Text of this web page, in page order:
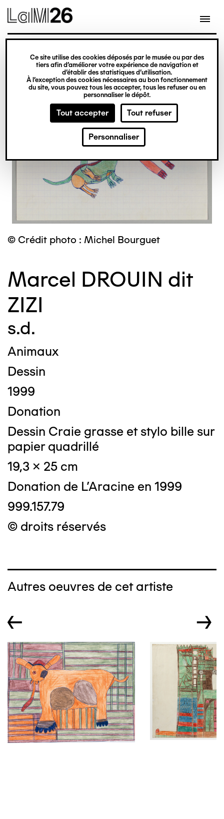
Gestion des cookies
Ce site utilise des cookies déposés par le musée ou par des
tiers afin d’améliorer votre expérience de navigation et
d’établir des statistiques d’utilisation.
À l’exception des cookies nécessaires au bon fonctionnement
du site, vous pouvez tous les accepter, tous les refuser ou en
personnaliser le dépôt.
Tout accepter Tout refuser
Personnaliser
contenu
© Crédit photo : Michel Bourguet
Marcel DROUIN dit
ZIZI
s.d.
Animaux
Dessin
1999
Donation
Dessin Craie grasse et stylo bille sur
papier quadrillé
19,3 x 25 cm
Donation de L'Aracine en 1999
999.157.79
© droits réservés
Autres oeuvres de cet artiste
← →